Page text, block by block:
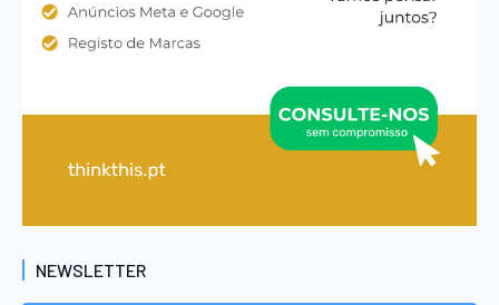
NEWSLETTER